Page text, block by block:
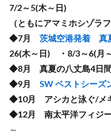
7/2～5(木～日)
（ともにアマミホシゾラ
◆7月 茨城空港発着 真
26(木～日) ・8/3～6(月
◆8月 真夏の八丈島4日
◆9月 SW ベストシーズ
◆10月 アシカと泳ぐ/メ
◆12月 南太平洋フィジ
～